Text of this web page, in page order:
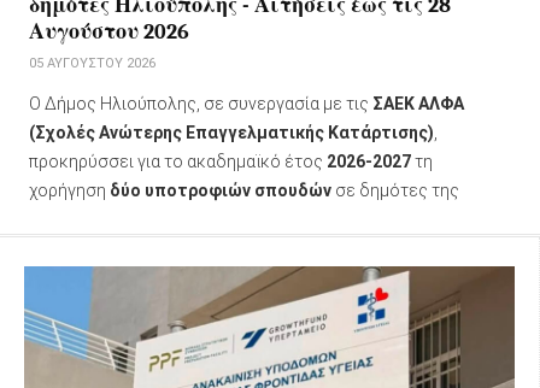
δημότες Ηλιούπολης - Αιτήσεις έως τις 28
Αυγούστου 2026
05 ΑΥΓΟΎΣΤΟΥ 2026
Ο Δήμος Ηλιούπολης, σε συνεργασία με τις ΣΑΕΚ ΑΛΦΑ
(Σχολές Ανώτερης Επαγγελματικής Κατάρτισης),
προκηρύσσει για το ακαδημαϊκό έτος 2026-2027τη
χορήγηση δύο υποτροφιών σπουδών σε δημότες της